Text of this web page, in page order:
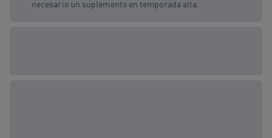
necesario un suplemento en temporada alta.